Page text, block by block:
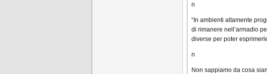
n
“In ambienti altamente
di rimanere nell’armadio
diverse per poter
n
Non sappiamo da cosa